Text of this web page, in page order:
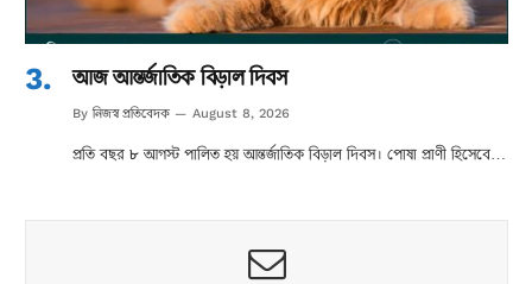
আজ আন্তর্জাতিক বিড়াল দিবস
By নিজস্ব প্রতিবেদক August 8, 2026
প্রতি বছর ৮ আগস্ট পালিত হয় আন্তর্জাতিক বিড়াল দিবস। পোষা প্রাণী হিসেবে…